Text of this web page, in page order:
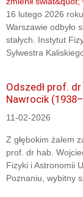
16 lutego 2026
Warszawie odbyło
stałych. Instytut
Sylwestra
Odszedł prof.
Nawrocik
11-02-2026
Z głębokim żalem
prof. dr hab.
Fizyki i Astronomii
Poznaniu, wybitny